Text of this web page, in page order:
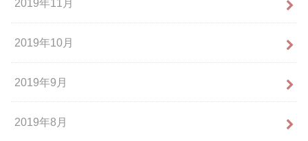
2019年11月
2019年10月
2019年9月
2019年8月